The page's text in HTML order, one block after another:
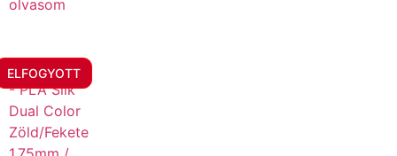
olvasom
ELFOGYOTT